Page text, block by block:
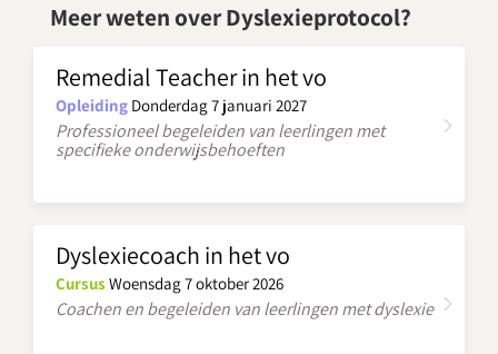
Meer weten over Dyslexieprotocol?
Remedial Teacher in het vo
Opleiding Donderdag 7 januari 2027
Professioneel begeleiden van leerlingen met
specifieke onderwijsbehoeften
Dyslexiecoach in het vo
CursusWoensdag 7 oktober 2026
Coachen en begeleiden van leerlingen met dyslexie